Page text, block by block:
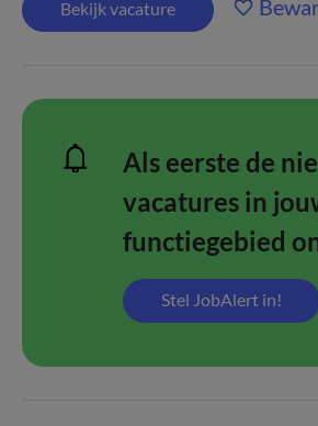
Bekijk vacature
Als eerste de
vacatures in
functiegebied
Stel JobAlert in!